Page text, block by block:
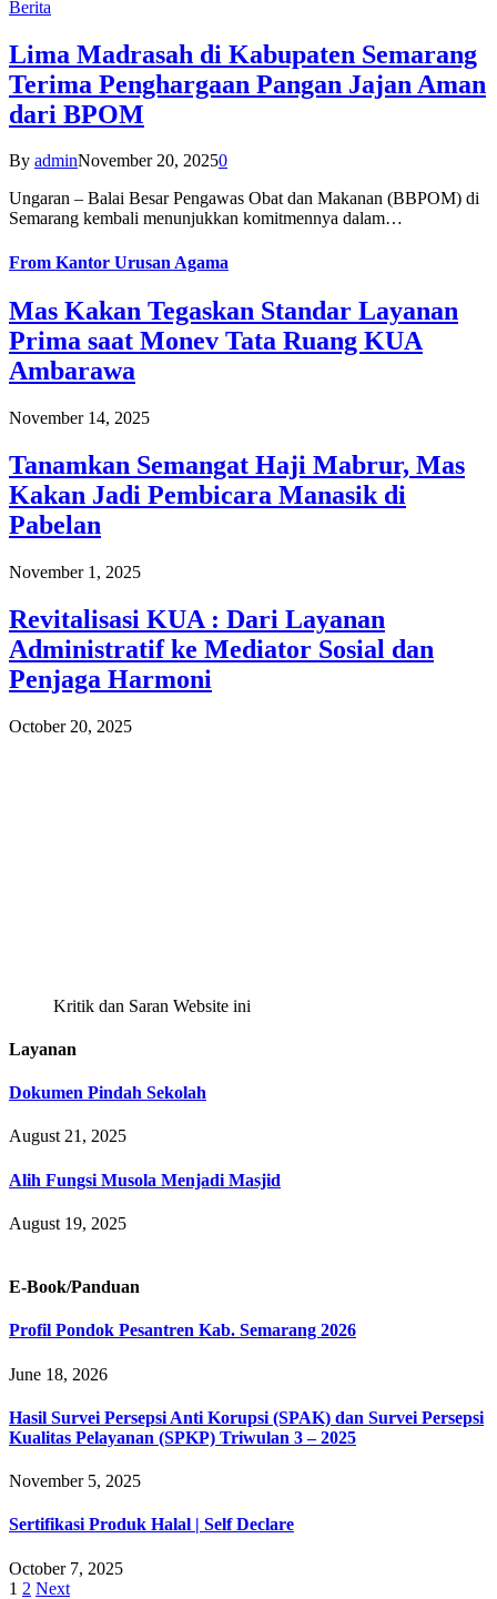
Berita
Lima Madrasah di Kabupaten Semarang
Terima Penghargaan Pangan Jajan Aman
dari BPOM
By adminNovember 20, 20250
Ungaran – Balai Besar Pengawas Obat dan Makanan (BBPOM) di
Semarang kembali menunjukkan komitmennya dalam…
From Kantor Urusan Agama
Mas Kakan Tegaskan Standar Layanan
Prima saat Monev Tata Ruang KUA
Ambarawa
November 14, 2025
Tanamkan Semangat Haji Mabrur, Mas
Kakan Jadi Pembicara Manasik di
Pabelan
November 1, 2025
Revitalisasi KUA : Dari Layanan
Administratif ke Mediator Sosial dan
Penjaga Harmoni
October 20, 2025
Kritik dan Saran Website ini
Layanan
Dokumen Pindah Sekolah
August 21, 2025
Alih Fungsi Musola Menjadi Masjid
August 19, 2025
E-Book/Panduan
Profil Pondok Pesantren Kab. Semarang 2026
June 18, 2026
Hasil Survei Persepsi Anti Korupsi (SPAK) dan Survei Persepsi
Kualitas Pelayanan (SPKP) Triwulan 3 – 2025
November 5, 2025
Sertifikasi Produk Halal | Self Declare
October 7, 2025
1 2 Next